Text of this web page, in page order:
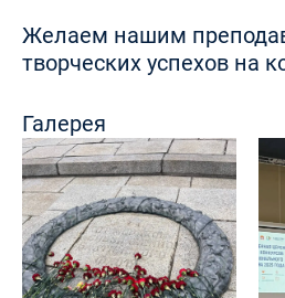
Желаем нашим
творческих успехов на
Галерея